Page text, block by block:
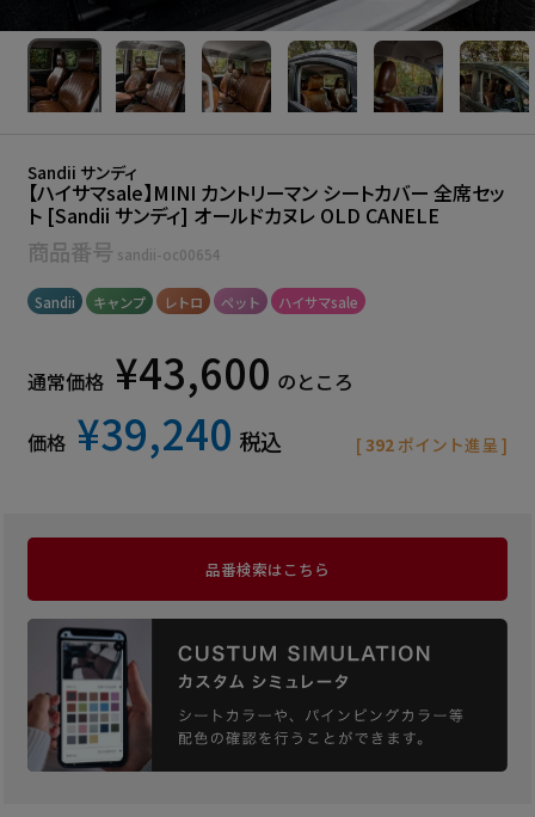
Sandii サンディ
【ハイサマsale】MINI カントリーマン シートカバー 全席セッ
ト [Sandii サンディ] オールドカヌレ OLD CANELE
商品番号 sandii-oc00654
Sandii キャンプ レトロ ペット ハイサマsale
通常価格 ¥43,600 のところ
価格 ¥39,240 税込 [392 ポイント進呈 ]
品番検索はこちら